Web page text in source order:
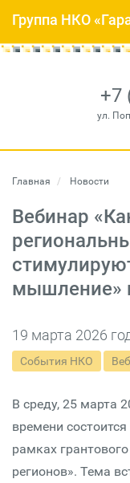
+7
ул.
Группа НКО
Главная Новости
Вебинар
мышление»
19 марта 2026
События НКО
В среду, 25 марта
времени
рамках
регионов». Тема